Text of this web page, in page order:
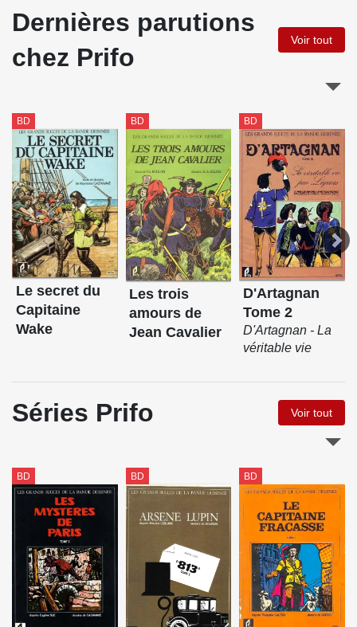
Dernières parutions
chez Prifo
Voir tout
BD
Le secret du
Capitaine
Wake
BD
Les trois
amours de
Jean Cavalier
BD
D'Artagnan
Tome 2
D'Artagnan - La
véritable vie
Séries Prifo Voir tout
BD BD BD